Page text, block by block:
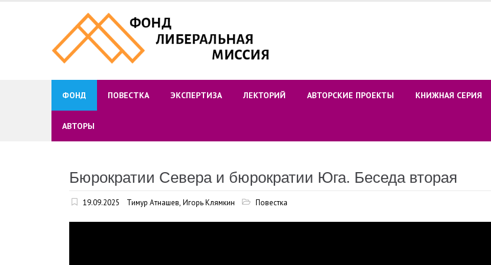
ФОНД ПОВЕСТКА ЭКСПЕРТИЗА ЛЕКТОРИЙ АВТОРСКИЕ ПРОЕКТЫ КНИЖНАЯ СЕРИЯ
АВТОРЫ
Бюрократии Севера и бюрократии Юга. Беседа вторая
19.09.2025 Тимур Атнашев, Игорь Клямкин Повестка